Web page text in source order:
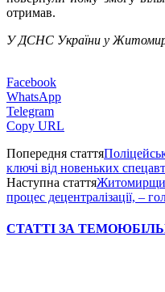
отримав.
У ДСНС України у
Facebook
WhatsApp
Telegram
Copy URL
Попередня стаття
ключі від новеньких
Наступна стаття
процес децентралізації, –
СТАТТІ ЗА ТЕМОЮ